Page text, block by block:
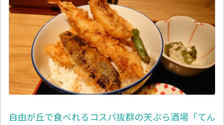
自由が丘で食べれるコスパ抜群の天ぷら酒場「てん